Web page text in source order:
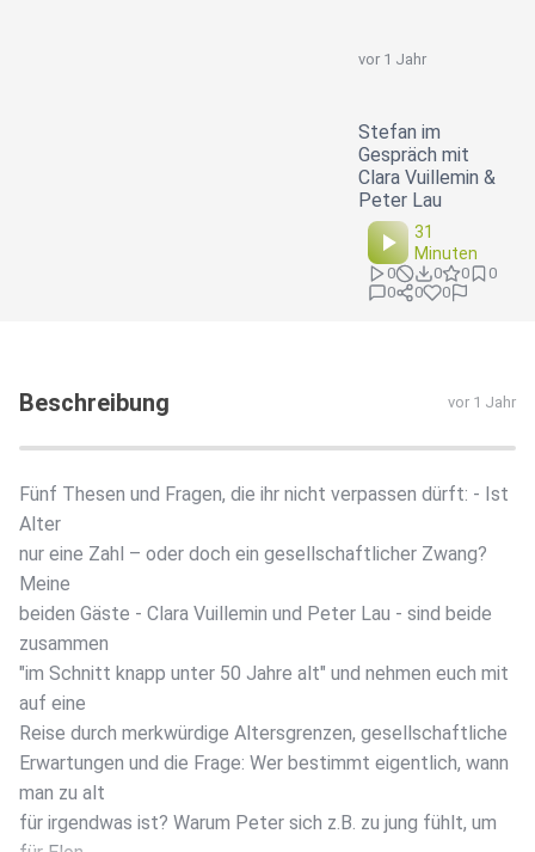
vor 1 Jahr
Stefan im
Gespräch mit
Clara Vuillemin &
Peter Lau
31
Minuten
0 0 0
0
0
0 0
Beschreibung vor 1 Jahr
Fünf Thesen und Fragen, die ihr nicht verpassen dürft: - Ist
Alter
nur eine Zahl – oder doch ein gesellschaftlicher Zwang?
Meine
beiden Gäste - Clara Vuillemin und Peter Lau - sind beide
zusammen
"im Schnitt knapp unter 50 Jahre alt" und nehmen euch mit
auf eine
Reise durch merkwürdige Altersgrenzen, gesellschaftliche
Erwartungen und die Frage: Wer bestimmt eigentlich, wann
man zu alt
für irgendwas ist? Warum Peter sich z.B. zu jung fühlt, um